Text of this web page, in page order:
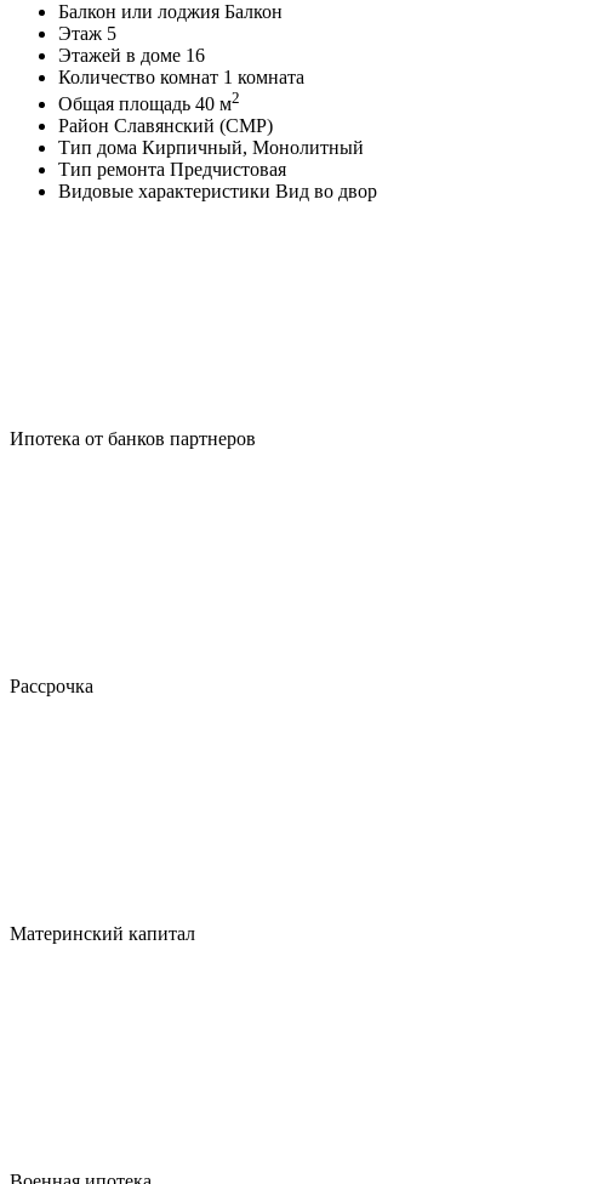
Балкон или лоджия Балкон
Этаж 5
Этажей в доме 16
Количество комнат 1 комната
Общая площадь 40 м2
Район Славянский (СМР)
Тип дома Кирпичный, Монолитный
Тип ремонта Предчистовая
Видовые характеристики Вид во двор
Ипотека от банков партнеров
Рассрочка
Материнский капитал